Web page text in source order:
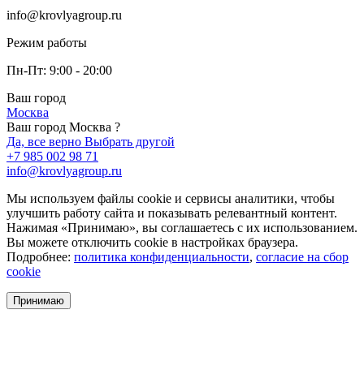
info@krovlyagroup.ru
Режим работы
Пн-Пт: 9:00 - 20:00
Ваш город
Москва
Ваш город Москва ?
Да, все верно Выбрать другой
+7 985 002 98 71
info@krovlyagroup.ru
Мы используем файлы cookie и сервисы аналитики, чтобы
улучшить работу сайта и показывать релевантный контент.
Нажимая «Принимаю», вы соглашаетесь с их использованием.
Вы можете отключить cookie в настройках браузера.
Подробнее: политика конфиденциальности, согласие на сбор
cookie
Принимаю